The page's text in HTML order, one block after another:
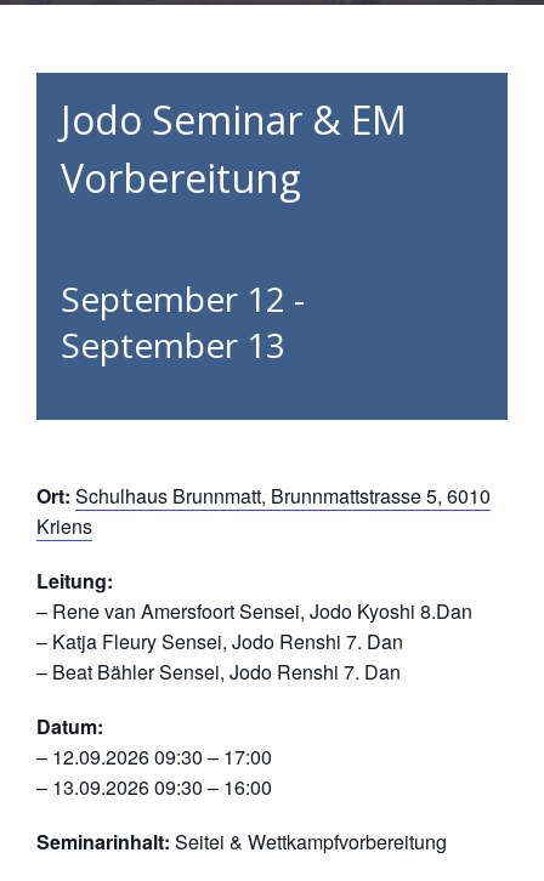
Jodo Seminar & EM
Vorbereitung
September 12 -
September 13
Ort: Schulhaus Brunnmatt, Brunnmattstrasse 5, 6010
Kriens
Leitung:
– Rene van Amersfoort Sensei, Jodo Kyoshi 8.Dan
– Katja Fleury Sensei, Jodo Renshi 7. Dan
– Beat Bähler Sensei, Jodo Renshi 7. Dan
Datum:
– 12.09.2026 09:30 – 17:00
– 13.09.2026 09:30 – 16:00
Seminarinhalt: Seitei & Wettkampfvorbereitung